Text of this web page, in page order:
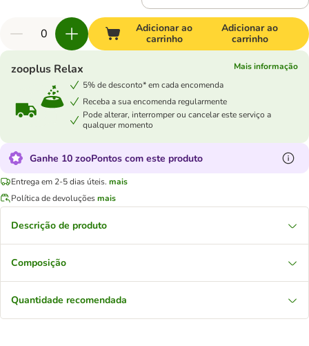
Adicionar ao
carrinho
Adicionar ao
carrinho
zooplus Relax
Mais informação
5% de desconto* em cada encomenda
Receba a sua encomenda regularmente
Pode alterar, interromper ou cancelar este serviço a
qualquer momento
Ganhe 10 zooPontos com este produto
Entrega em 2-5 dias úteis. mais
Política de devoluçõesmais
Descrição de produto
Composição
Quantidade recomendada